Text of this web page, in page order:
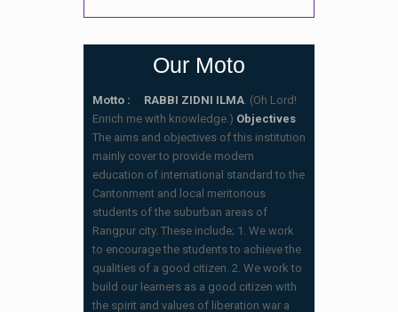
Our Moto
Motto : RABBI ZIDNI ILMA. (Oh Lord!
Enrich me with knowledge.) Objectives
The aims and objectives of this institution
mainly cover to provide modern
education of international standard to the
Cantonment and local meritorious
students of the suburban areas of
Rangpur city. These include; 1. We work
to encourage the students to achieve the
qualities of a good citizen. 2. We work to
build our learners as a good citizen with
the spirit and values of liberation war a
স্কুলের ছুটির তালিকা ও বর্ষপঞ্জি – ২০২৬